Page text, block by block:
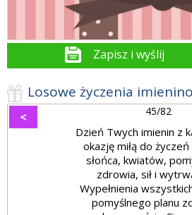
Zapisz i wyślij
Losowe życzenia
< 45/82
Dzień Twych imienin z
okazję miłą do
słońca, kwiatów,
zdrowia, sił i
Wypełnienia
pomyślnego planu